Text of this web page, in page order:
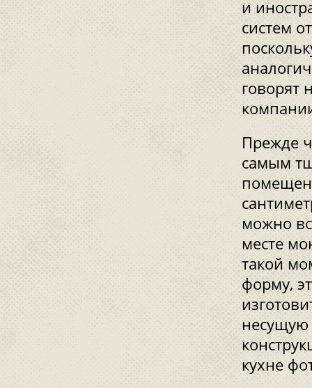
и
систем
говорят
Прежде
самым
можно
месте
такой
форму,
несущую
кухне